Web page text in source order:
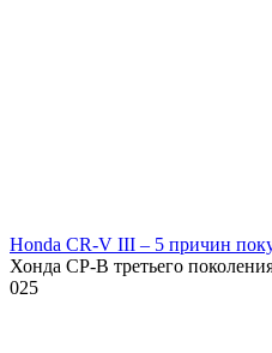
Honda CR-V III – 5 причин
Хонда СР-В третьего
025